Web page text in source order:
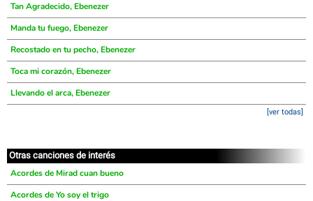
Tan Agradecido, Ebenezer
Manda tu fuego, Ebenezer
Recostado en tu pecho, Ebenezer
Toca mi corazón, Ebenezer
Llevando el arca, Ebenezer
[ver todas]
Otras canciones de interés
Acordes de Mirad cuan bueno
Acordes de Yo soy el trigo